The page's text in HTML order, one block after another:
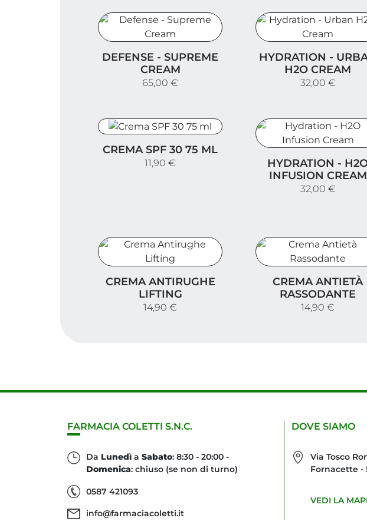
DEFENSE - SUPREME
CREAM
65,00 €
HYDRATION -
H2O CREAM
32,00 €
CREMA SPF 30 75 ML
11,90 €
HYDRATION -
INFUSION CREAM
32,00 €
CREMA ANTIRUGHE
LIFTING
14,90 €
CREMA ANTIETÀ
RASSODANTE
14,90 €
FARMACIA COLETTI S.N.C.
Da Lunedì a Sabato: 8:30 - 20:00 -
Domenica: chiuso (se non di turno)
0587 421093
info@farmaciacoletti.it
DOVE SIAMO
Via Tosco
Fornacette -
VEDI LA